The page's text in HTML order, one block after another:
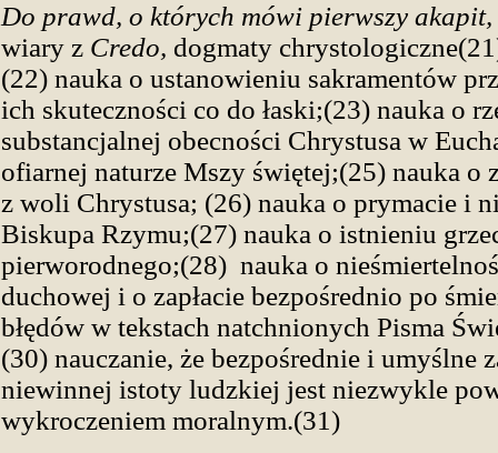
Do prawd, o których mówi pierwszy akapit,
wiary z Credo, dogmaty
(22) nauka o ustanowieniu sakramentów
ich skuteczności co do łaski;(23) nauka o
substancjalnej obecności Chrystusa w
ofiarnej naturze Mszy świętej;(25) nauka o
z woli Chrystusa; (26) nauka o prymacie i
Biskupa Rzymu;(27) nauka o istnieniu
pierworodnego;(28) nauka o
duchowej i o zapłacie bezpośrednio po
błędów w tekstach natchnionych Pisma
(30) nauczanie, że bezpośrednie i umyślne
niewinnej istoty ludzkiej jest niezwykle
wykroczeniem moralnym.(31)